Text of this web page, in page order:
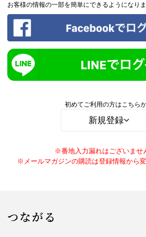
お客様の情報の一部を簡単にできるようになりま
初めてご利用の方はこちら
新規登録
※番地入力漏れはございませ
※メールマガジンの購読は登録情報から変
つながる